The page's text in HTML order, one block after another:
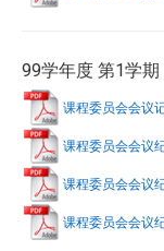
99学年度 第1学期
课程委员会会议
课程委员会会议
课程委员会会议
课程委员会会议